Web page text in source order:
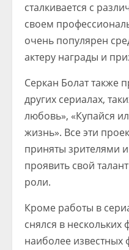
сталкивается с
своем
очень популярен
актеру награды и
Серкан Болат также
других сериалах,
любовь», «Купайся
жизнь». Все эти
приняты зрителями
проявить свой
роли.
Кроме работы в
снялся в
наиболее известных